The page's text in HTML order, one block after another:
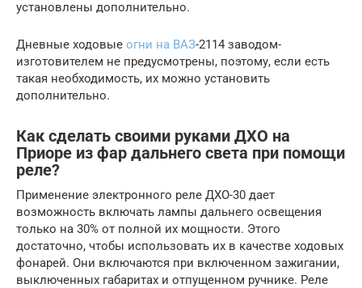
установлены дополнительно.
Дневные ходовые огни на ВАЗ-2114 заводом-
изготовителем не предусмотрены, поэтому, если есть
такая необходимость, их можно установить
дополнительно.
Как сделать своими руками ДХО на
Приоре из фар дальнего света при помощи
реле?
Применение электронного реле ДХО-30 дает
возможность включать лампы дальнего освещения
только на 30% от полной их мощности. Этого
достаточно, чтобы использовать их в качестве ходовых
фонарей. Они включаются при включенном зажигании,
выключенных габаритах и отпущенном ручнике. Реле